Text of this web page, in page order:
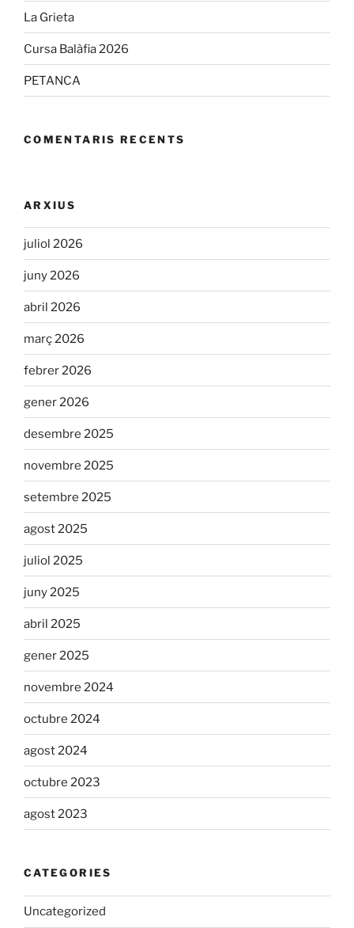
La Grieta
Cursa Balàfia 2026
PETANCA
COMENTARIS RECENTS
ARXIUS
juliol 2026
juny 2026
abril 2026
març 2026
febrer 2026
gener 2026
desembre 2025
novembre 2025
setembre 2025
agost 2025
juliol 2025
juny 2025
abril 2025
gener 2025
novembre 2024
octubre 2024
agost 2024
octubre 2023
agost 2023
CATEGORIES
Uncategorized